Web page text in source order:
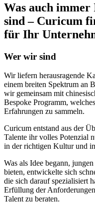
Was auch
sind – Curicum
für Ihr
Wer wir sind
Wir liefern herausragende
einem breiten Spektrum an
wir gemeinsam mit
Bespoke Programm,
Erfahrungen zu sammeln.
Curicum entstand aus der
Talente ihr volles Potenzial
in der richtigen Kultur und
Was als Idee begann,
bieten, entwickelte sich
die sich darauf spezialisiert
Erfüllung der
Talent zu beraten.